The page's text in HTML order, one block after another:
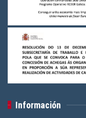
Información